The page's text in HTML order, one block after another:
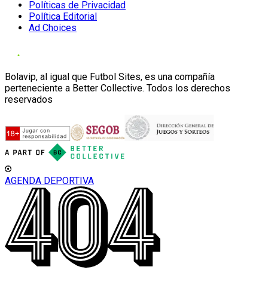
Políticas de Privacidad
Política Editorial
Ad Choices
Bolavip, al igual que Futbol Sites, es una compañía
perteneciente a Better Collective. Todos los derechos
reservados
AGENDA DEPORTIVA